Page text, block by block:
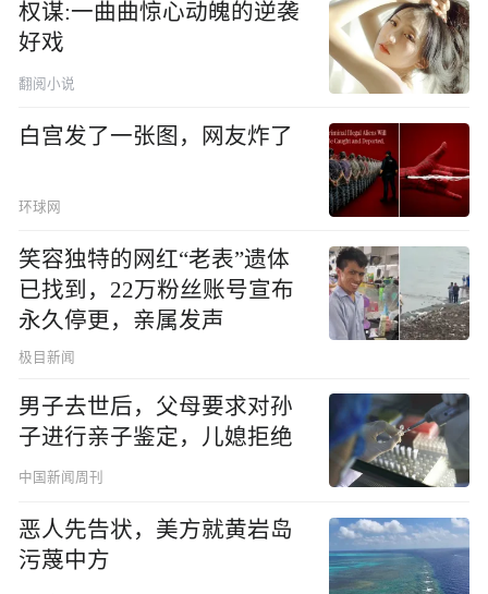
权谋:一曲曲惊心动魄的逆袭
好戏
翻阅小说
白宫发了一张图，网友炸了
环球网
笑容独特的网红“老表”遗体
已找到，22万粉丝账号宣布
永久停更，亲属发声
极目新闻
男子去世后，父母要求对孙
子进行亲子鉴定，儿媳拒绝
中国新闻周刊
恶人先告状，美方就黄岩岛
污蔑中方